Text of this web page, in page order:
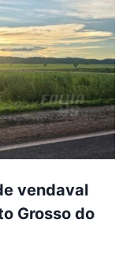
vendaval
Grosso do